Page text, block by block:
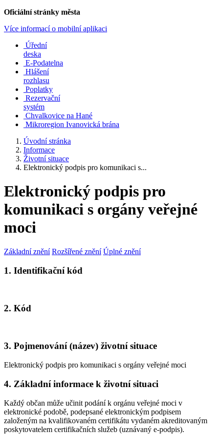
Oficiální stránky města
Více informací o mobilní aplikaci
Úřední
deska
E-Podatelna
Hlášení
rozhlasu
Poplatky
Rezervační
systém
Chvalkovice na Hané
Mikroregion Ivanovická brána
Úvodní stránka
Informace
Životní situace
Elektronický podpis pro komunikaci s...
Elektronický podpis pro
komunikaci s orgány veřejné
moci
Základní znění Rozšířené znění Úplné znění
1. Identifikační kód
2. Kód
3. Pojmenování (název) životní situace
Elektronický podpis pro komunikaci s orgány veřejné moci
4. Základní informace k životní situaci
Každý občan může učinit podání k orgánu veřejné moci v
elektronické podobě, podepsané elektronickým podpisem
založeným na kvalifikovaném certifikátu vydaném akreditovaným
poskytovatelem certifikačních služeb (uznávaný e-podpis).